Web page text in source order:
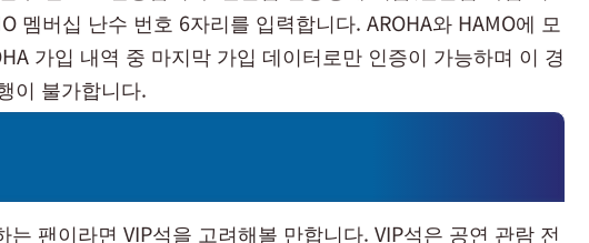
멤버십 난수 번호 6자리를 입력합니다. AROHA와 HAMO에 모
가입 내역 중 마지막 가입 데이터로만 인증이 가능하며 이 경
이 불가합니다.
는 팬이라면 VIP석을 고려해볼 만합니다. VIP석은 공연 관람 전